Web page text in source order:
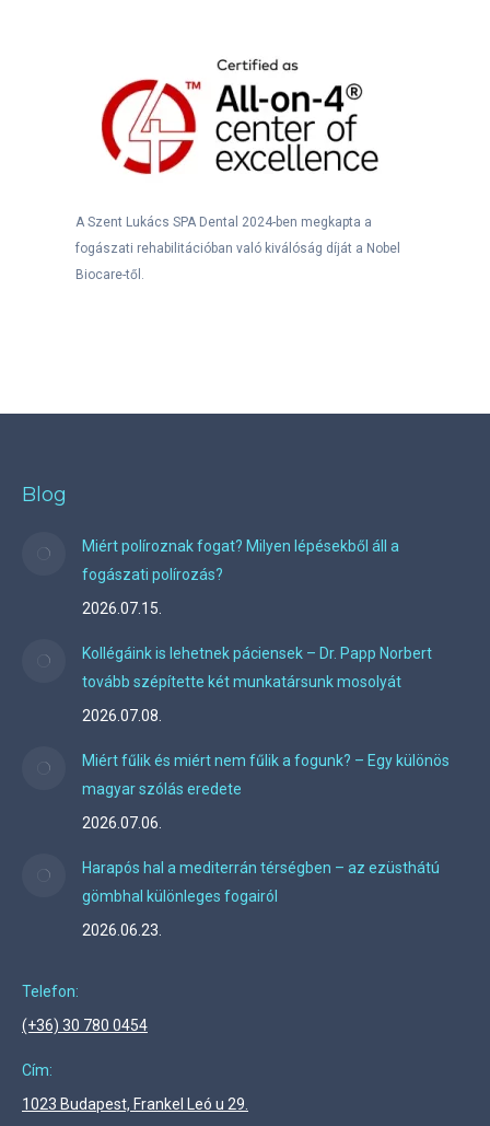
A Szent Lukács SPA Dental 2024-ben megkapta a
fogászati rehabilitációban való kiválóság díját a Nobel
Biocare-től.
Blog
Miért políroznak fogat? Milyen lépésekből áll a
fogászati polírozás?
2026.07.15.
Kollégáink is lehetnek páciensek – Dr. Papp Norbert
tovább szépítette két munkatársunk mosolyát
2026.07.08.
Miért fűlik és miért nem fűlik a fogunk? – Egy különös
magyar szólás eredete
2026.07.06.
Harapós hal a mediterrán térségben – az ezüsthátú
gömbhal különleges fogairól
2026.06.23.
Telefon:
(+36) 30 780 0454
Cím:
1023 Budapest, Frankel Leó u 29.